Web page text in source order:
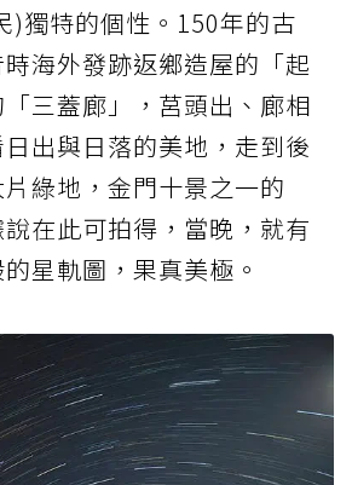
)獨特的個性。150年的古
海外發跡返鄉造屋的「起
三蓋廊」，莒頭出、廊相
出與日落的美地，走到後
綠地，金門十景之一的
說在此可拍得，當晚，就有
星軌圖，果真美極。